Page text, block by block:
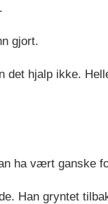
gjort.
det hjalp ikke.
ha vært ganske
Han gryntet